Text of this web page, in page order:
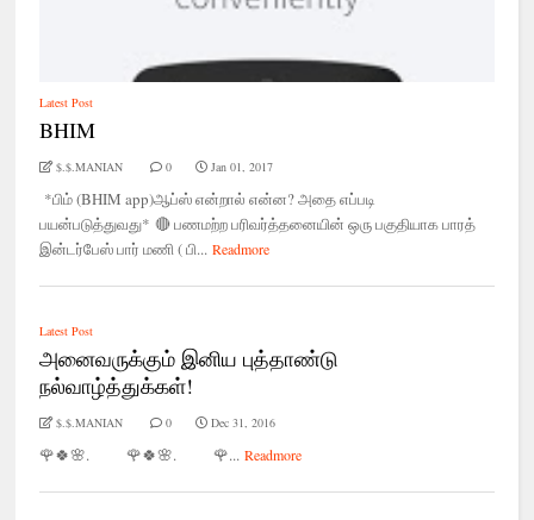
Latest Post
BHIM
$.$.MANIAN 0 Jan 01, 2017
*பிம் (BHIM app)ஆப்ஸ் என்றால் என்ன? அதை எப்படி
பயன்படுத்துவது* 🔴 பணமற்ற பரிவர்த்தனையின் ஒரு பகுதியாக பாரத்
இன்டர்பேஸ் பார் மணி ( பி... Readmore
Latest Post
அனைவருக்கும் இனிய புத்தாண்டு
நல்வாழ்த்துக்கள்!
$.$.MANIAN 0 Dec 31, 2016
🌹🍀🌸. 🌹🍀🌸. 🌹... Readmore